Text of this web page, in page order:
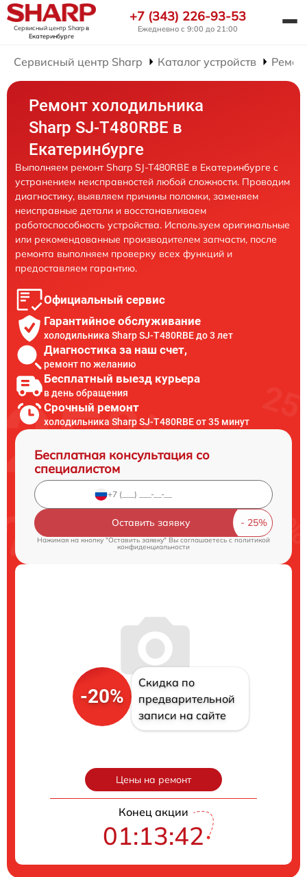
Сервисный центр Sharpв
Екатеринбурге
+7 (343) 226-93-53
Ежедневно с 9:00 до 21:00
Сервисный центр Sharp Каталог устройств
Ремонт холодильника
Sharp SJ-T480RBE в
Екатеринбурге
Выполняем ремонт Sharp SJ-T480RBE в Екатеринбурге с
устранением неисправностей любой сложности. Проводим
диагностику, выявляем причины поломки, заменяем
неисправные детали и восстанавливаем
работоспособность устройства. Используем оригинальные
или рекомендованные производителем запчасти, после
ремонта выполняем проверку всех функций и
предоставляем гарантию.
Официальный сервис
Гарантийное обслуживание
холодильника Sharp SJ-T480RBE до 3 лет
Диагностика за наш счет,
ремонт по желанию
Бесплатный выезд курьера
в день обращения
Срочный ремонт
холодильника Sharp SJ-T480RBE от 35 минут
Бесплатная консультация со
специалистом
Оставить заявку
Нажимая на кнопку "Оставить заявку" Вы соглашаетесь cполитикой
конфиденциальности
-20%
Скидка по
предварительной
записи на сайте
Цены на ремонт
Конец акции
01:13:41